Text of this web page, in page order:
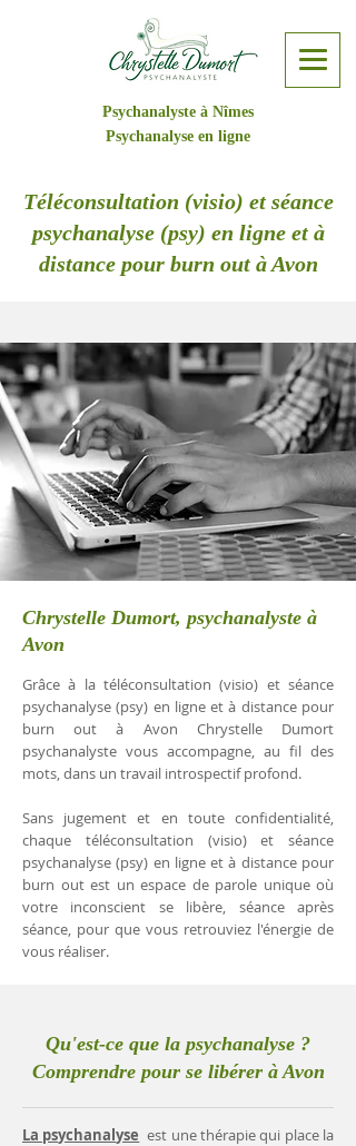
Psychanalyste à Nîmes
Psychanalyse en ligne
Téléconsultation (visio) et séance
psychanalyse (psy) en ligne et à
distance pour burn out à Avon
Chrystelle Dumort, psychanalyste à
Avon
Grâce à la téléconsultation (visio) et séance
psychanalyse (psy) en ligne et à distance pour
burn out à Avon Chrystelle Dumort
psychanalyste vous accompagne, au fil des
mots, dans un travail introspectif profond.
Sans jugement et en toute confidentialité,
chaque téléconsultation (visio) et séance
psychanalyse (psy) en ligne et à distance pour
burn out est un espace de parole unique où
votre inconscient se libère, séance après
séance, pour que vous retrouviez l'énergie de
vous réaliser.
Qu'est-ce que la psychanalyse ?
Comprendre pour se libérer à Avon
La psychanalyse est une thérapie qui place la